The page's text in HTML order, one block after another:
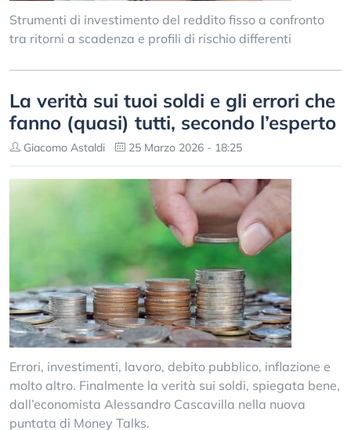
Strumenti di investimento del reddito fisso a confronto
tra ritorni a scadenza e profili di rischio differenti
La verità sui tuoi soldi e gli errori che
fanno (quasi) tutti, secondo l’esperto
Giacomo Astaldi 25 Marzo 2026 - 18:25
Errori, investimenti, lavoro, debito pubblico, inflazione e
molto altro. Finalmente la verità sui soldi, spiegata bene,
dall’economista Alessandro Cascavilla nella nuova
puntata di Money Talks.